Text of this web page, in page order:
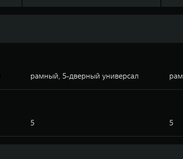
рамный, 5-дверный универсал
5 5